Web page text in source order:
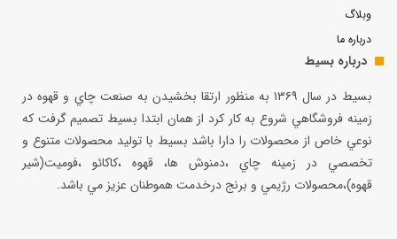
وبلاگ
درباره ما
درباره بسیط
بسيط در سال ۱۳۶۹ به منظور ارتقا بخشيدن به صنعت چاي و قهوه در
زمينه فروشگاهي شروع به كار كرد از همان ابتدا بسيط تصميم گرفت كه
نوعي خاص از محصولات را دارا باشد بسيط با توليد محصولات متنوع و
تخصصي در زمينه چاي ،دمنوش ها، قهوه ،كاكائو ،فوميت(شير
قهوه)،محصولات رژيمي و برنج درخدمت هموطنان عزيز مي باشد.